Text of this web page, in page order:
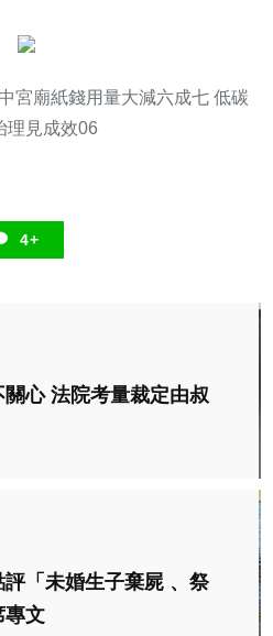
宮廟紙錢用量大減六成七 低碳
理見成效06
4+
心 法院考量裁定由叔
「未婚生子棄屍 、祭
專文